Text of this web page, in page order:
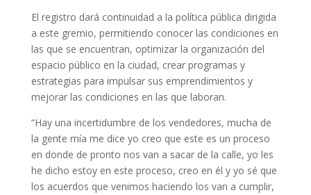
El registro dará continuidad a la política pública dirigida
a este gremio, permitiendo conocer las condiciones en
las que se encuentran, optimizar la organización del
espacio público en la ciudad, crear programas y
estrategias para impulsar sus emprendimientos y
mejorar las condiciones en las que laboran.
“Hay una incertidumbre de los vendedores, mucha de
la gente mía me dice yo creo que este es un proceso
en donde de pronto nos van a sacar de la calle, yo les
he dicho estoy en este proceso, creo en él y yo sé que
los acuerdos que venimos haciendo los van a cumplir,